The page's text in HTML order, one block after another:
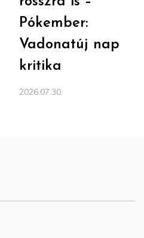
Pókember:
Vadonatúj nap
kritika
2026.07.30.